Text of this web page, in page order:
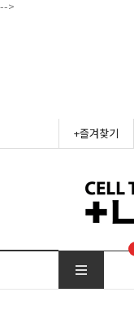
-->
+즐겨찾기